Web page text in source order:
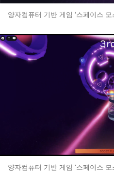
양자컴퓨터 기반 게임 ‘스페이스
양자컴퓨터 기반 게임 ‘스페이스